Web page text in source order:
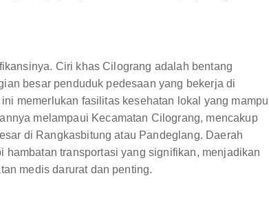
Ciri khas Cilograng adalah bentang
besar penduduk pedesaan yang bekerja di
memerlukan fasilitas kesehatan lokal yang mampu
melampaui Kecamatan Cilograng, mencakup
di Rangkasbitung atau Pandeglang. Daerah
transportasi yang signifikan, menjadikan
medis darurat dan penting.